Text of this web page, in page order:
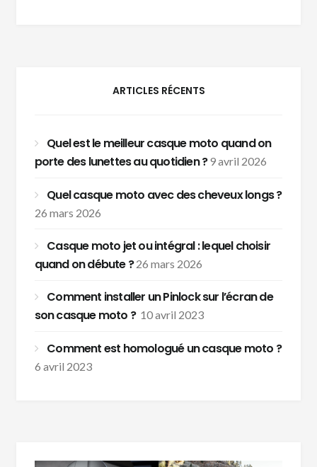
ARTICLES RÉCENTS
Quel est le meilleur casque moto quand on
porte des lunettes au quotidien ? 9 avril 2026
Quel casque moto avec des cheveux longs ?
26 mars 2026
Casque moto jet ou intégral : lequel choisir
quand on débute ? 26 mars 2026
Comment installer un Pinlock sur l’écran de
son casque moto ? 10 avril 2023
Comment est homologué un casque moto ?
6 avril 2023